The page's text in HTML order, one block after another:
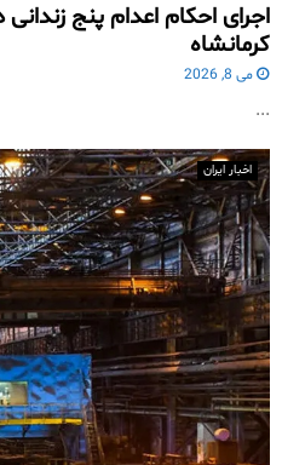
اجرای احکام اعدام پنج
کرمانشاه
می 8, 2026
...
اخبار ایران